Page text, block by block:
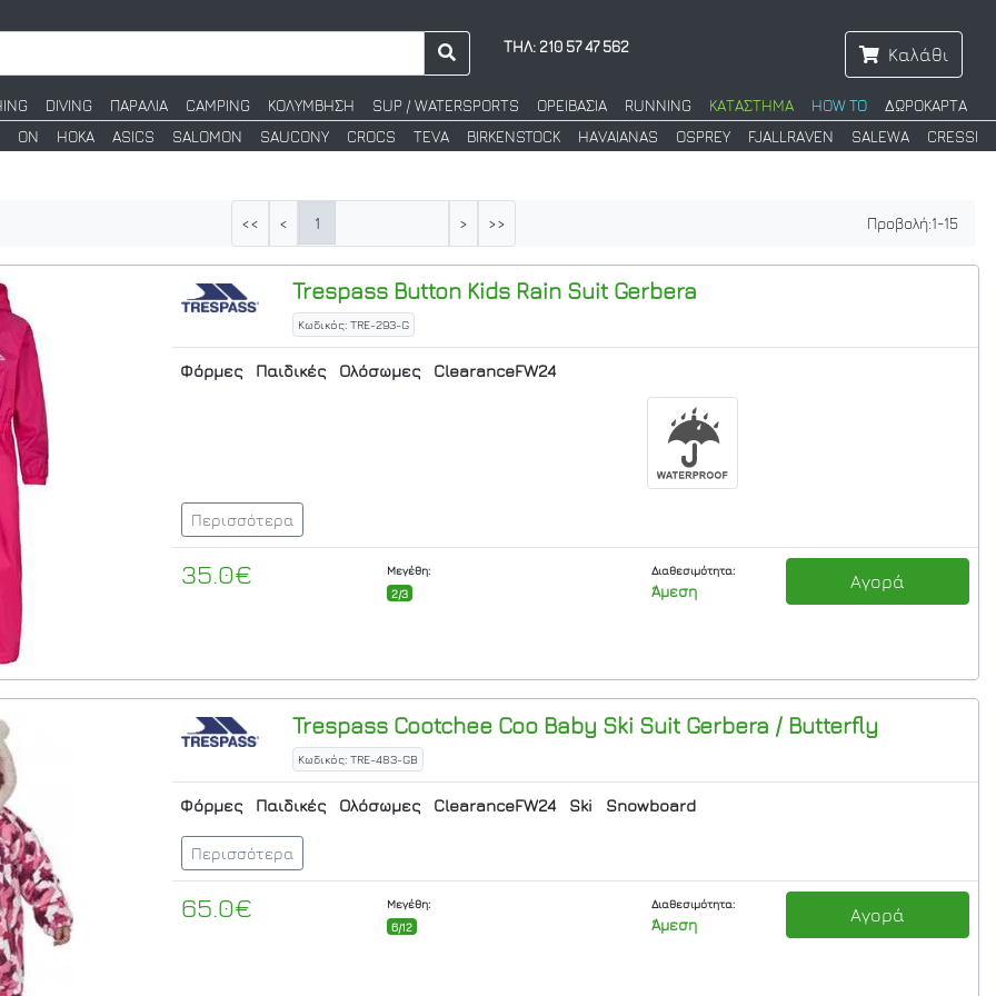
ΤΗΛ: 210 57 47 562 Καλάθι
DIVING ΠΑΡΑΛΙΑ CAMPING ΚΟΛΥΜΒΗΣΗ SUP / WATERSPORTS ΟΡΕΙΒΑΣΙΑ RUNNING ΚΑΤΑΣΤΗΜΑ HOW TO
ΔΩΡΟΚΑΡΤΑ
ON HOKA ASICS SALOMON SAUCONY CROCS TEVA BIRKENSTOCK HAVAIANAS OSPREY FJALLRAVEN SALEWA CRESSI
<< < 1 > >> Προβολή:1-15
TrespassButton Kids Rain SuitGerbera
Κωδικός: TRE-293-G
Φόρμες Παιδικές Ολόσωμες ClearanceFW24
Περισσότερα
35.0€
Μεγέθη:
2/3
Διαθεσιμότητα:
Άμεση Αγορά
TrespassCootchee Coo Baby Ski SuitGerbera / Butterfly
Κωδικός: TRE-483-GB
Φόρμες Παιδικές Ολόσωμες ClearanceFW24 Ski Snowboard
Περισσότερα
65.0€
Μεγέθη:
6/12
Διαθεσιμότητα:
Άμεση Αγορά